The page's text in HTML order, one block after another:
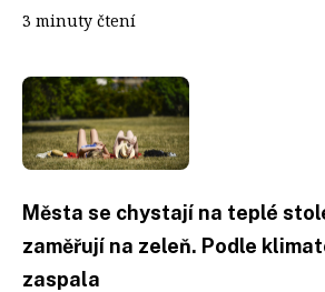
3 minuty čtení
Města se chystají na teplé
zaměřují na zeleň. Podle
zaspala